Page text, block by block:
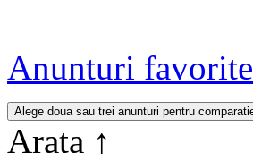
Anunturi favorite
Arata ↑